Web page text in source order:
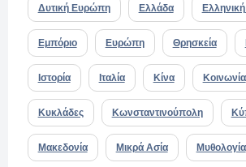
Δυτική Ευρώπη Ελλάδα
Εμπόριο Ευρώπη Θρησκεία
Ιστορία Ιταλία Κίνα Κοινωνία
Κυκλάδες Κωνσταντινούπολη
Μακεδονία Μικρά Ασία Μυθολογία